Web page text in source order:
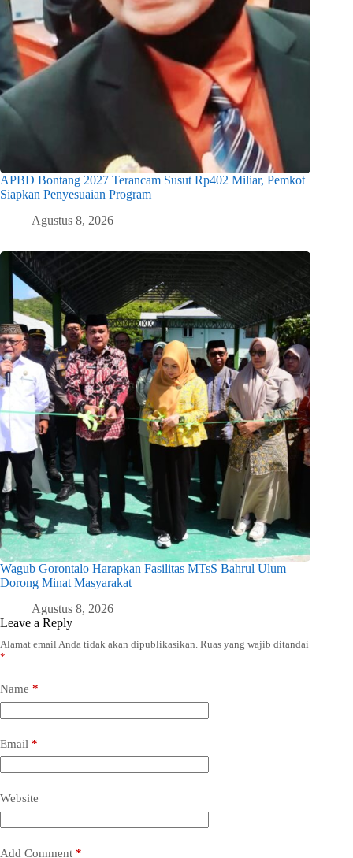
APBD Bontang 2027 Terancam Susut Rp402 Miliar, Pemkot
Siapkan Penyesuaian Program
Agustus 8, 2026
Wagub Gorontalo Harapkan Fasilitas MTsS Bahrul Ulum
Dorong Minat Masyarakat
Agustus 8, 2026
Leave a Reply
Alamat email Anda tidak akan dipublikasikan. Ruas yang wajib ditandai
*
Name *
Email *
Website
Add Comment *